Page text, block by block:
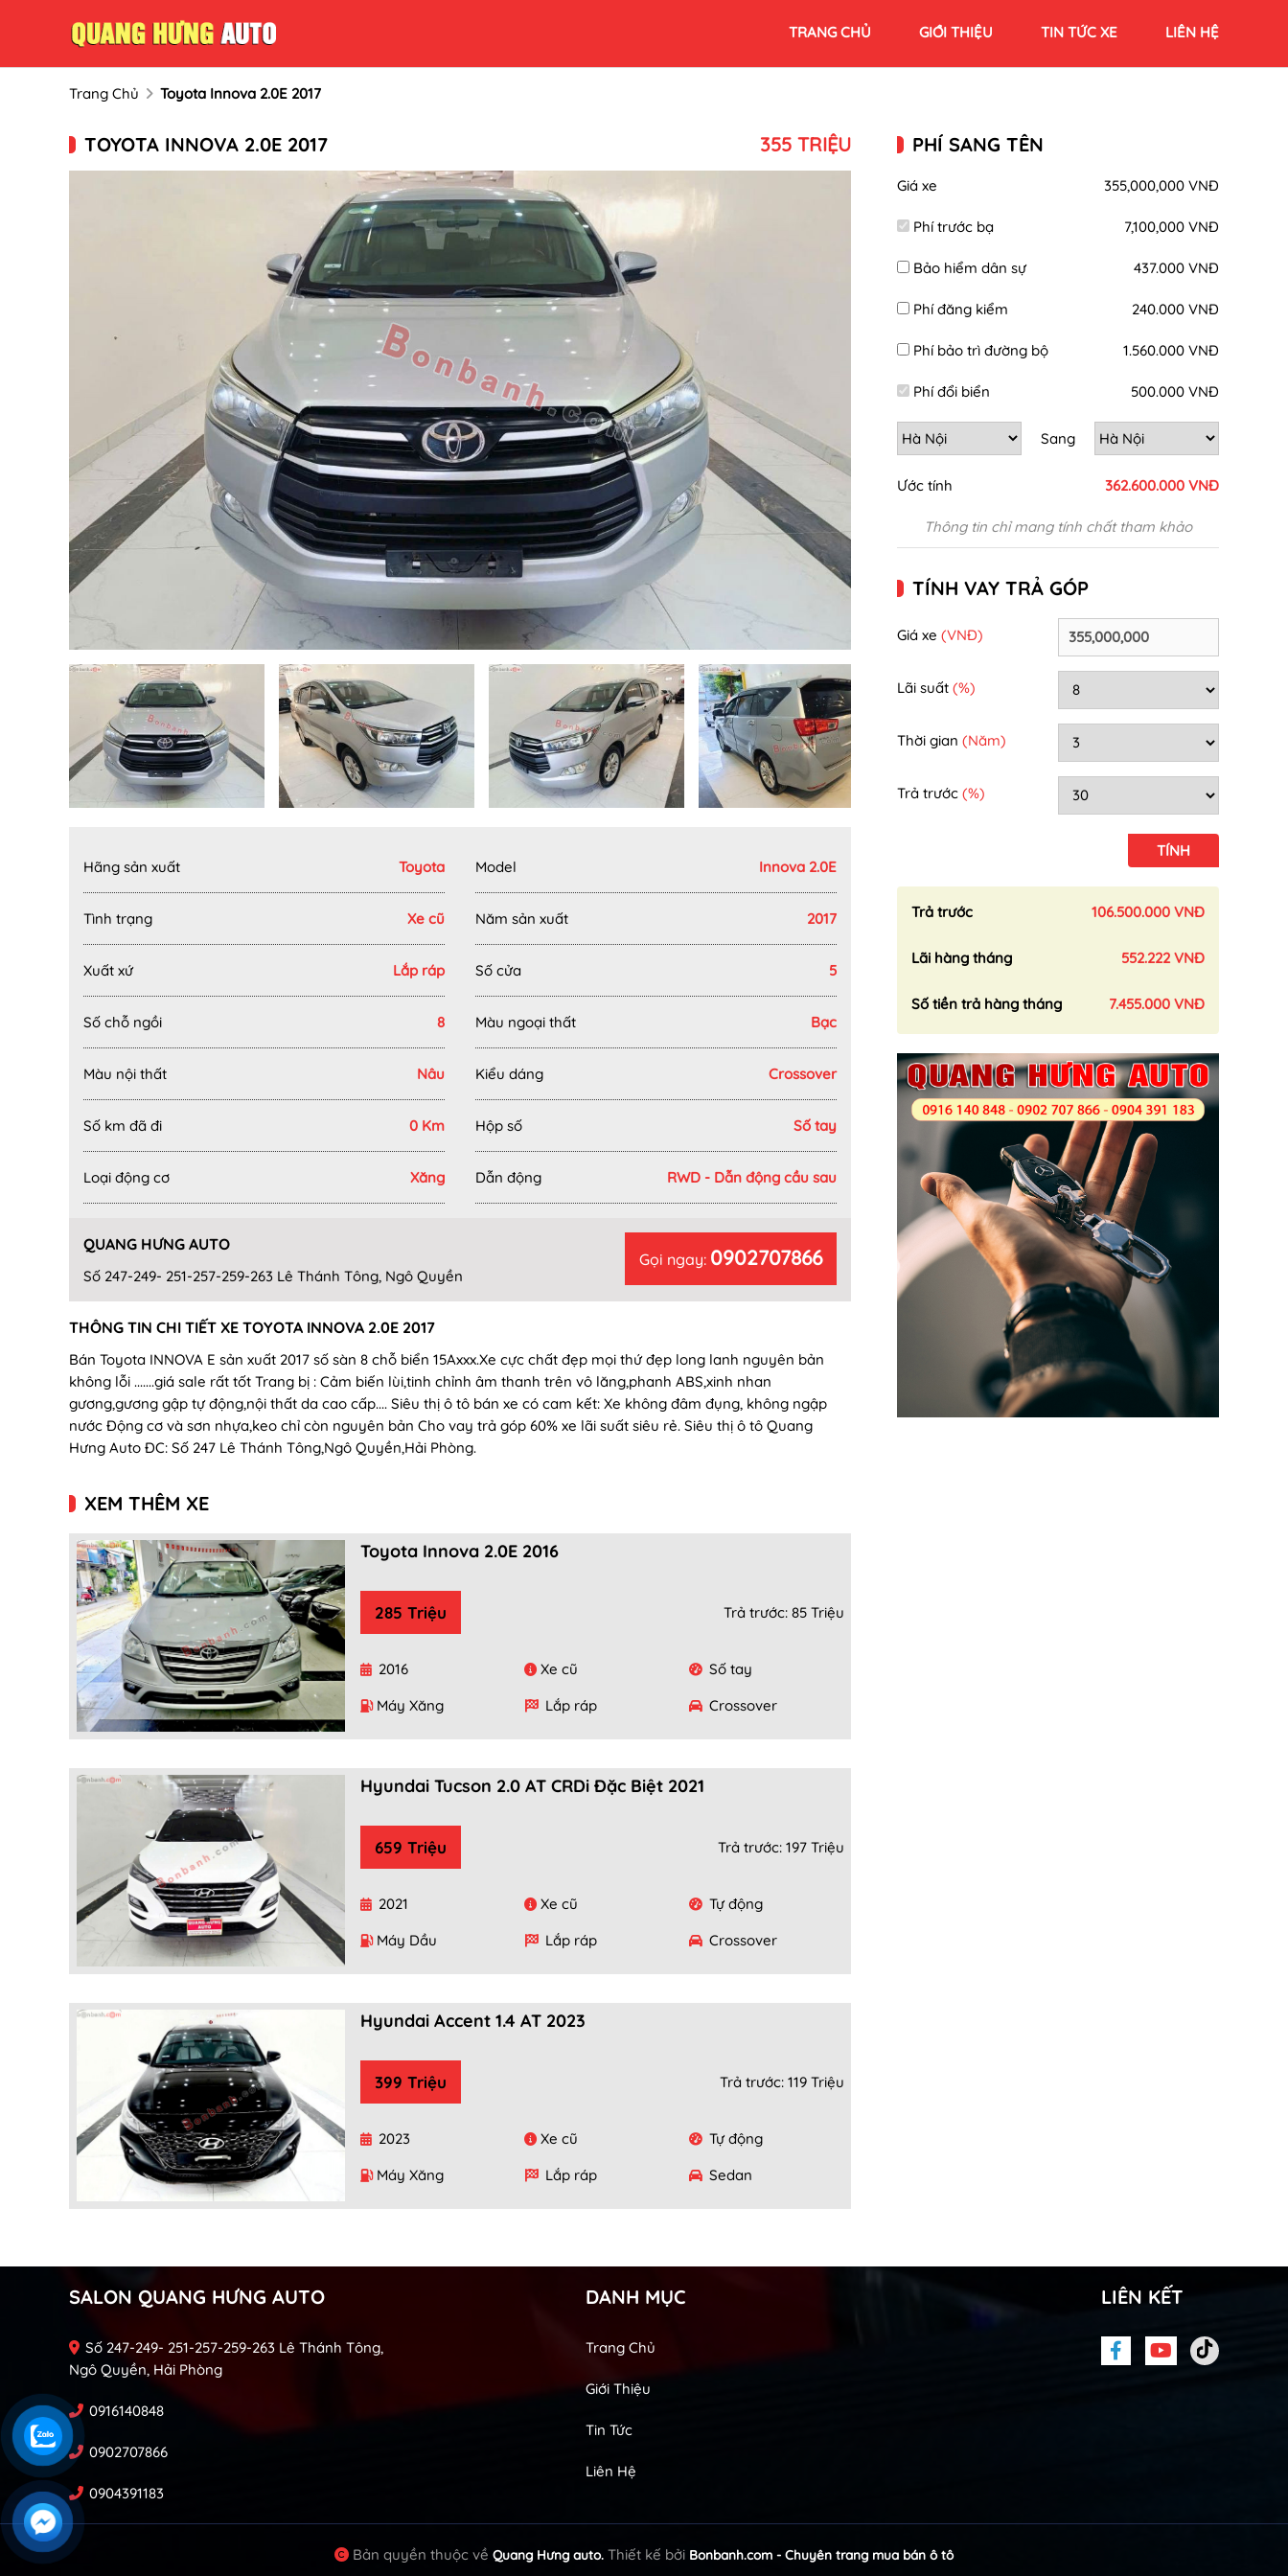
TRANG CHỦ GIỚI THIỆU TIN TỨC XE LIÊN HỆ
Trang Chủ Toyota Innova 2.0E 2017
TOYOTA INNOVA 2.0E 2017 355 TRIỆU
Hãng sản xuất Toyota Model Innova 2.0E
Tình trạng Xe cũ Năm sản xuất 2017
Xuất xứ Lắp ráp Số cửa 5
Số chỗ ngồi 8 Màu ngoại thất Bạc
Màu nội thất Nâu Kiểu dáng Crossover
Số km đã đi 0 Km Hộp số Số tay
Loại động cơ Xăng Dẫn động RWD - Dẫn động cầu sau
QUANG HƯNG AUTO
Số 247-249- 251-257-259-263 Lê Thánh Tông, Ngô Quyền
Gọi ngay: 0902707866
THÔNG TIN CHI TIẾT XE TOYOTA INNOVA 2.0E 2017
Bán Toyota INNOVA E sản xuất 2017 số sàn 8 chỗ biển 15Axxx.Xe cực chất đẹp mọi thứ đẹp long lanh nguyên bản
không lỗi .......giá sale rất tốt Trang bị : Cảm biến lùi,tinh chỉnh âm thanh trên vô lăng,phanh ABS,xinh nhan
gương,gương gập tự động,nội thất da cao cấp.... Siêu thị ô tô bán xe có cam kết: Xe không đâm đụng, không ngập
nước Động cơ và sơn nhựa,keo chỉ còn nguyên bản Cho vay trả góp 60% xe lãi suất siêu rẻ. Siêu thị ô tô Quang
Hưng Auto ĐC: Số 247 Lê Thánh Tông,Ngô Quyền,Hải Phòng.
PHÍ SANG TÊN
Giá xe 355,000,000 VNĐ
Phí trước bạ 7,100,000 VNĐ
Bảo hiểm dân sự 437.000 VNĐ
Phí đăng kiểm 240.000 VNĐ
Phí bảo trì đường bộ 1.560.000 VNĐ
Phí đổi biển 500.000 VNĐ
Sang
Ước tính 362.600.000 VNĐ
Thông tin chỉ mang tính chất tham khảo
TÍNH VAY TRẢ GÓP
Giá xe (VNĐ)
Lãi suất (%)
Thời gian (Năm)
Trả trước (%)
TÍNH
Trả trước 106.500.000 VNĐ
Lãi hàng tháng 552.222 VNĐ
Số tiền trả hàng tháng 7.455.000 VNĐ
XEM THÊM XE
Toyota Innova 2.0E 2016
285 Triệu Trả trước: 85 Triệu
2016 Xe cũ
Số tay
Máy Xăng
Lắp ráp Crossover
Hyundai Tucson 2.0 AT CRDi Đặc Biệt 2021
659 Triệu Trả trước: 197 Triệu
2021 Xe cũ
Tự động
Máy Dầu
Lắp ráp Crossover
Hyundai Accent 1.4 AT 2023
399 Triệu Trả trước: 119 Triệu
2023 Xe cũ
Tự động
Máy Xăng
Lắp ráp Sedan
SALON QUANG HƯNG AUTO
Số 247-249- 251-257-259-263 Lê Thánh Tông,
Ngô Quyền, Hải Phòng
0916140848
0902707866
0904391183
DANH MỤC
Trang Chủ
Giới Thiệu
Tin Tức
Liên Hệ
LIÊN KẾT
Bản quyền thuộc về Quang Hưng auto. Thiết kế bởi Bonbanh.com - Chuyên trang mua bán ô tô